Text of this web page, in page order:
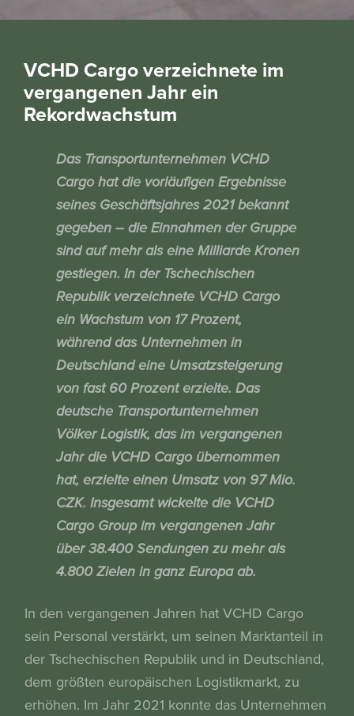
VCHD Cargo verzeichnete im
vergangenen Jahr ein
Rekordwachstum
Das Transportunternehmen VCHD
Cargo hat die vorläufigen Ergebnisse
seines Geschäftsjahres 2021 bekannt
gegeben – die Einnahmen der Gruppe
sind auf mehr als eine Milliarde Kronen
gestiegen. In der Tschechischen
Republik verzeichnete VCHD Cargo
ein Wachstum von 17 Prozent,
während das Unternehmen in
Deutschland eine Umsatzsteigerung
von fast 60 Prozent erzielte. Das
deutsche Transportunternehmen
Völker Logistik, das im vergangenen
Jahr die VCHD Cargo übernommen
hat, erzielte einen Umsatz von 97 Mio.
CZK. Insgesamt wickelte die VCHD
Cargo Group im vergangenen Jahr
über 38.400 Sendungen zu mehr als
4.800 Zielen in ganz Europa ab.
In den vergangenen Jahren hat VCHD Cargo
sein Personal verstärkt, um seinen Marktanteil in
der Tschechischen Republik und in Deutschland,
dem größten europäischen Logistikmarkt, zu
erhöhen. Im Jahr 2021 konnte das Unternehmen